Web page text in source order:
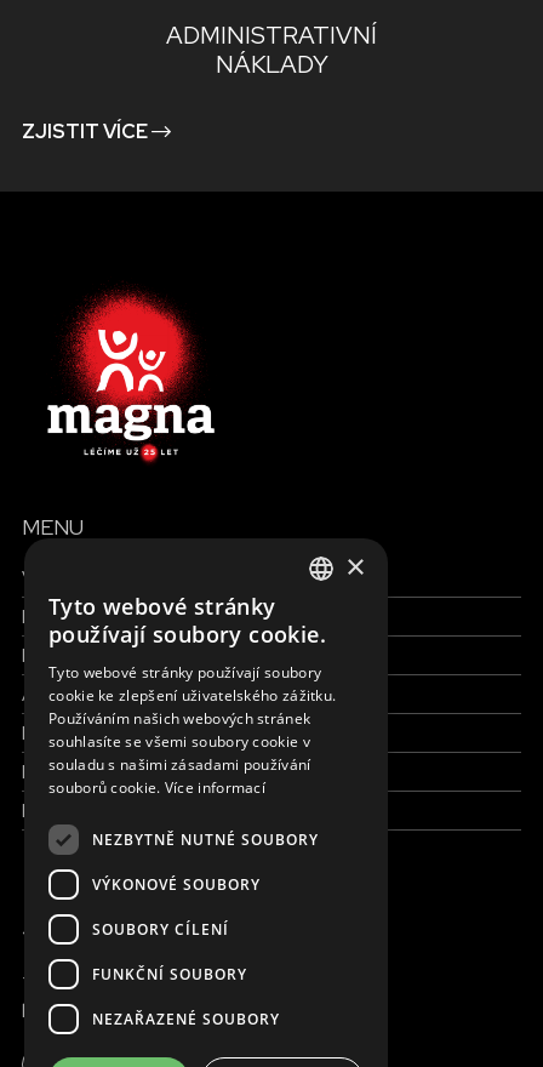
ADMINISTRATIVNÍ
NÁKLADY
ZJISTIT VÍCE
MENU
Všechny formy pomoci
Finance a reporty
Pracujte s námi
Aktuálně
Kdo jsme
Kde pracujeme
Kontaktujte nás
JSME ONLINE
+420 736 416 505
kancelar@magna.org
CZECH
×
Tyto webové stránky
používají soubory cookie.
Tyto webové stránky používají soubory
cookie ke zlepšení uživatelského zážitku.
Používáním našich webových stránek
souhlasíte se všemi soubory cookie v
souladu s našimi zásadami používání
souborů cookie. Více informací
NEZBYTNĚ NUTNÉ SOUBORY
VÝKONOVÉ SOUBORY
SOUBORY CÍLENÍ
FUNKČNÍ SOUBORY
NEZAŘAZENÉ SOUBORY